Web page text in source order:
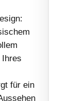
Ihres
für ein